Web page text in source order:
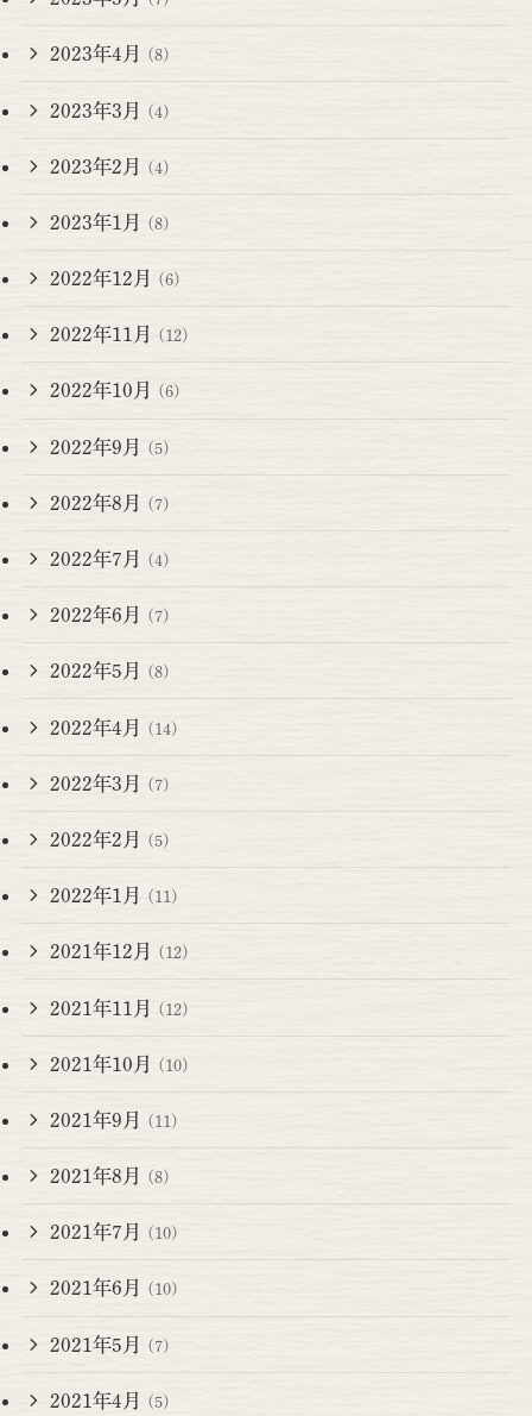
2023年4月 (8)
2023年3月 (4)
2023年2月 (4)
2023年1月 (8)
2022年12月 (6)
2022年11月 (12)
2022年10月 (6)
2022年9月 (5)
2022年8月 (7)
2022年7月 (4)
2022年6月 (7)
2022年5月 (8)
2022年4月 (14)
2022年3月 (7)
2022年2月 (5)
2022年1月 (11)
2021年12月 (12)
2021年11月 (12)
2021年10月 (10)
2021年9月 (11)
2021年8月 (8)
2021年7月 (10)
2021年6月 (10)
2021年5月 (7)
2021年4月 (5)